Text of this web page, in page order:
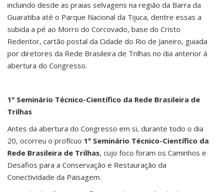
incluindo desde as praias selvagens na região da Barra da
Guaratiba até o Parque Nacional da Tijuca, dentre essas a
subida a pé ao Morro do Corcovado, base do Cristo
Redentor, cartão postal da Cidade do Rio de Janeiro, guiada
por diretores da Rede Brasileira de Trilhas no dia anterior à
abertura do Congresso.
1º Seminário Técnico-Científico da Rede Brasileira de
Trilhas
Antes da abertura do Congresso em si, durante todo o dia
20, ocorreu o profícuo 1º Seminário Técnico-Científico da
Rede Brasileira de Trilhas, cujo foco foram os Caminhos e
Desafios para a Conservação e Restauração da
Conectividade da Paisagem.